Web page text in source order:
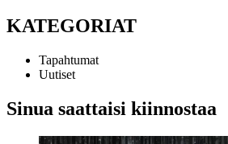
KATEGORIAT
Tapahtumat
Uutiset
Sinua saattaisi kiinnostaa